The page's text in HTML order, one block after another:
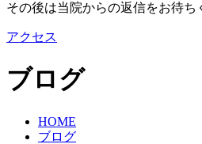
その後は当院からの返信をお待ち
アクセス
ブログ
HOME
ブログ